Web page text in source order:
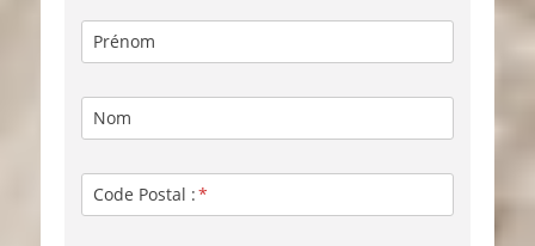
Prénom
Nom
Code Postal :